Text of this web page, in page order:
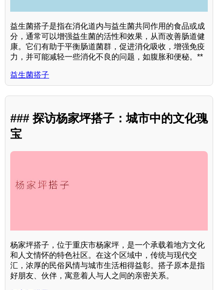
益生菌搭子是指在消化道内与益生菌共同作用的食品或成
分，通常可以增强益生菌的活性和效果，从而改善肠道健
康。它们有助于平衡肠道菌群，促进消化吸收，增强免疫
力，并可能减轻一些消化不良的问题，如腹胀和便秘。**
益生菌搭子
### 探访杨家坪搭子：城市中的文化瑰
宝
杨家坪搭子，位于重庆市杨家坪，是一个承载着地方文化
和人文情怀的特色社区。在这个区域中，传统与现代交
汇，浓厚的民俗风情与城市生活相得益彰。搭子原本是指
好朋友、伙伴，寓意着人与人之间的亲密关系。